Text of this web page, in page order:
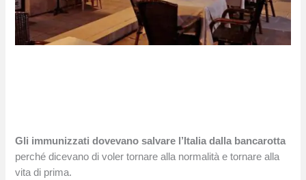
Gli immunizzati dovevano salvare l’Italia dalla bancarotta
perché dicevano di voler tornare alla normalità e tornare alla
vita di prima.